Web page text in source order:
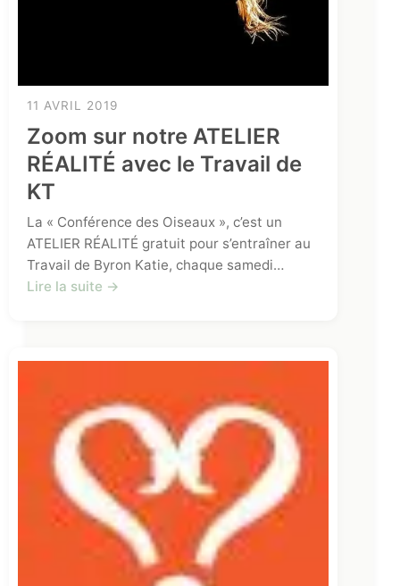
11 AVRIL 2019
Zoom sur notre ATELIER
RÉALITÉ avec le Travail de
KT
La « Conférence des Oiseaux », c’est un
ATELIER RÉALITÉ gratuit pour s’entraîner au
Travail de Byron Katie, chaque samedi…
Lire la suite →